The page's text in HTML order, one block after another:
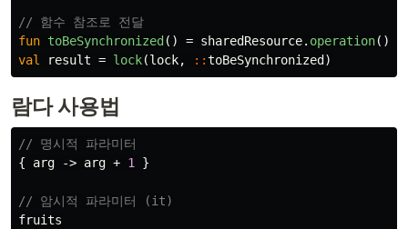
// 함수 참조로 전달
fun toBeSynchronized () = sharedResource. operation()
val
result = lock(lock, ::toBeSynchronized )
람다 사용법
// 명시적 파라미터
{
arg -> arg + 1 }
// 암시적 파라미터 (it)
fruits